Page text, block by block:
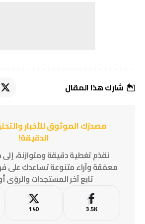
شارك هذا المقال
مصدرُك الموثوق للأخبار
الدقيقة!
نقدّم تغطية دقيقة ومتوازنة، إلى
معمّقة وآراء متنوعة تساعدك على
تابع آخر المستجدات والرؤى
3.5K
140